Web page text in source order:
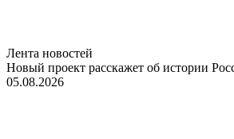
Лента новостей
Новый проект расскажет об истории
05.08.2026